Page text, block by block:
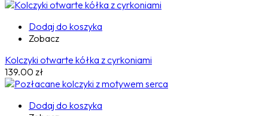
Dodaj do koszyka
Zobacz
Kolczyki otwarte kółka z cyrkoniami
139.00 zł
Dodaj do koszyka